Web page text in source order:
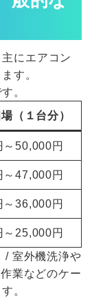
にエアコン
す。
。
（１台分）
50,000円
47,000円
36,000円
25,000円
/ 室外機洗浄や
業などのケー
。